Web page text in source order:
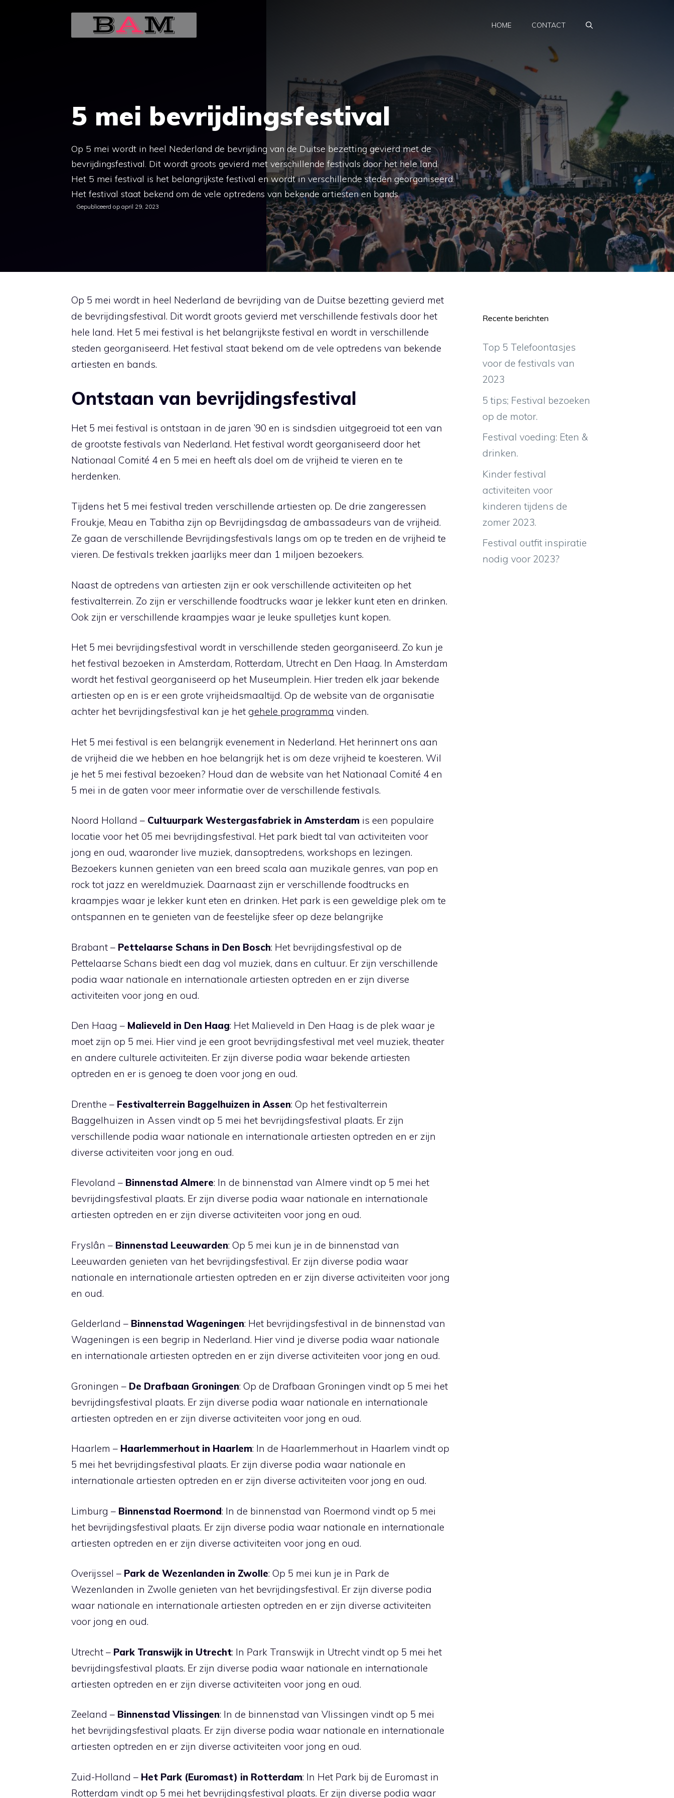
HOME CONTACT
5 mei bevrijdingsfestival
Op 5 mei wordt in heel Nederland de bevrijding van de Duitse bezetting gevierd met de
bevrijdingsfestival. Dit wordt groots gevierd met verschillende festivals door het hele land.
Het 5 mei festival is het belangrijkste festival en wordt in verschillende steden georganiseerd.
Het festival staat bekend om de vele optredens van bekende artiesten en bands.
Gepubliceerd op april 29, 2023
Op 5 mei wordt in heel Nederland de bevrijding van de Duitse bezetting gevierd met
de bevrijdingsfestival. Dit wordt groots gevierd met verschillende festivals door het
hele land. Het 5 mei festival is het belangrijkste festival en wordt in verschillende
steden georganiseerd. Het festival staat bekend om de vele optredens van bekende
artiesten en bands.
Ontstaan van bevrijdingsfestival
Het 5 mei festival is ontstaan in de jaren ’90 en is sindsdien uitgegroeid tot een van
de grootste festivals van Nederland. Het festival wordt georganiseerd door het
Nationaal Comité 4 en 5 mei en heeft als doel om de vrijheid te vieren en te
herdenken.
Tijdens het 5 mei festival treden verschillende artiesten op. De drie zangeressen
Froukje, Meau en Tabitha zijn op Bevrijdingsdag de ambassadeurs van de vrijheid.
Ze gaan de verschillende Bevrijdingsfestivals langs om op te treden en de vrijheid te
vieren. De festivals trekken jaarlijks meer dan 1 miljoen bezoekers.
Naast de optredens van artiesten zijn er ook verschillende activiteiten op het
festivalterrein. Zo zijn er verschillende foodtrucks waar je lekker kunt eten en drinken.
Ook zijn er verschillende kraampjes waar je leuke spulletjes kunt kopen.
Het 5 mei bevrijdingsfestival wordt in verschillende steden georganiseerd. Zo kun je
het festival bezoeken in Amsterdam, Rotterdam, Utrecht en Den Haag. In Amsterdam
wordt het festival georganiseerd op het Museumplein. Hier treden elk jaar bekende
artiesten op en is er een grote vrijheidsmaaltijd. Op de website van de organisatie
achter het bevrijdingsfestival kan je het gehele programma vinden.
Het 5 mei festival is een belangrijk evenement in Nederland. Het herinnert ons aan
de vrijheid die we hebben en hoe belangrijk het is om deze vrijheid te koesteren. Wil
je het 5 mei festival bezoeken? Houd dan de website van het Nationaal Comité 4 en
5 mei in de gaten voor meer informatie over de verschillende festivals.
Noord Holland – Cultuurpark Westergasfabriek in Amsterdam is een populaire
locatie voor het 05 mei bevrijdingsfestival. Het park biedt tal van activiteiten voor
jong en oud, waaronder live muziek, dansoptredens, workshops en lezingen.
Bezoekers kunnen genieten van een breed scala aan muzikale genres, van pop en
rock tot jazz en wereldmuziek. Daarnaast zijn er verschillende foodtrucks en
kraampjes waar je lekker kunt eten en drinken. Het park is een geweldige plek om te
ontspannen en te genieten van de feestelijke sfeer op deze belangrijke
Brabant – Pettelaarse Schans in Den Bosch: Het bevrijdingsfestival op de
Pettelaarse Schans biedt een dag vol muziek, dans en cultuur. Er zijn verschillende
podia waar nationale en internationale artiesten optreden en er zijn diverse
activiteiten voor jong en oud.
Den Haag – Malieveld in Den Haag: Het Malieveld in Den Haag is de plek waar je
moet zijn op 5 mei. Hier vind je een groot bevrijdingsfestival met veel muziek, theater
en andere culturele activiteiten. Er zijn diverse podia waar bekende artiesten
optreden en er is genoeg te doen voor jong en oud.
Drenthe – Festivalterrein Baggelhuizen in Assen: Op het festivalterrein
Baggelhuizen in Assen vindt op 5 mei het bevrijdingsfestival plaats. Er zijn
verschillende podia waar nationale en internationale artiesten optreden en er zijn
diverse activiteiten voor jong en oud.
Flevoland – Binnenstad Almere: In de binnenstad van Almere vindt op 5 mei het
bevrijdingsfestival plaats. Er zijn diverse podia waar nationale en internationale
artiesten optreden en er zijn diverse activiteiten voor jong en oud.
Fryslân – Binnenstad Leeuwarden: Op 5 mei kun je in de binnenstad van
Leeuwarden genieten van het bevrijdingsfestival. Er zijn diverse podia waar
nationale en internationale artiesten optreden en er zijn diverse activiteiten voor jong
en oud.
Gelderland – Binnenstad Wageningen: Het bevrijdingsfestival in de binnenstad van
Wageningen is een begrip in Nederland. Hier vind je diverse podia waar nationale
en internationale artiesten optreden en er zijn diverse activiteiten voor jong en oud.
Groningen – De Drafbaan Groningen: Op de Drafbaan Groningen vindt op 5 mei het
bevrijdingsfestival plaats. Er zijn diverse podia waar nationale en internationale
artiesten optreden en er zijn diverse activiteiten voor jong en oud.
Haarlem – Haarlemmerhout in Haarlem: In de Haarlemmerhout in Haarlem vindt op
5 mei het bevrijdingsfestival plaats. Er zijn diverse podia waar nationale en
internationale artiesten optreden en er zijn diverse activiteiten voor jong en oud.
Limburg – Binnenstad Roermond: In de binnenstad van Roermond vindt op 5 mei
het bevrijdingsfestival plaats. Er zijn diverse podia waar nationale en internationale
artiesten optreden en er zijn diverse activiteiten voor jong en oud.
Overijssel – Park de Wezenlanden in Zwolle: Op 5 mei kun je in Park de
Wezenlanden in Zwolle genieten van het bevrijdingsfestival. Er zijn diverse podia
waar nationale en internationale artiesten optreden en er zijn diverse activiteiten
voor jong en oud.
Utrecht – Park Transwijk in Utrecht: In Park Transwijk in Utrecht vindt op 5 mei het
bevrijdingsfestival plaats. Er zijn diverse podia waar nationale en internationale
artiesten optreden en er zijn diverse activiteiten voor jong en oud.
Zeeland – Binnenstad Vlissingen: In de binnenstad van Vlissingen vindt op 5 mei
het bevrijdingsfestival plaats. Er zijn diverse podia waar nationale en internationale
artiesten optreden en er zijn diverse activiteiten voor jong en oud.
Zuid-Holland – Het Park (Euromast) in Rotterdam: In Het Park bij de Euromast in
Rotterdam vindt op 5 mei het bevrijdingsfestival plaats. Er zijn diverse podia waar
Recente berichten
Top 5 Telefoontasjes
voor de festivals van
2023
5 tips; Festival bezoeken
op de motor.
Festival voeding: Eten &
drinken.
Kinder festival
activiteiten voor
kinderen tijdens de
zomer 2023.
Festival outfit inspiratie
nodig voor 2023?